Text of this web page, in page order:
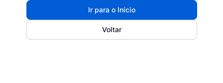
Ir para o Início
Voltar